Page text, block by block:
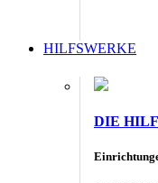
HILFSWERKE
DIE